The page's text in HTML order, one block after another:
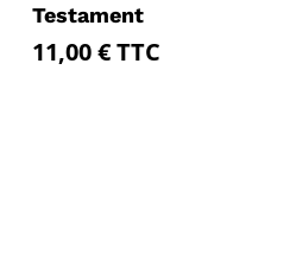
Testament
11,00€TTC